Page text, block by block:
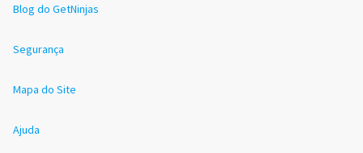
Blog do GetNinjas
Segurança
Mapa do Site
Ajuda